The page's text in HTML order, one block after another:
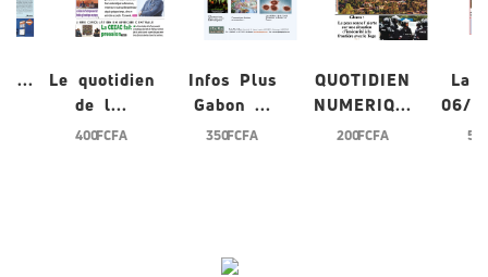
0...
Le quotidien
de l...
400 FCFA
Infos Plus
Gabon ...
350 FCFA
QUOTIDIEN
NUMERIQ...
200 FCFA
La
06/